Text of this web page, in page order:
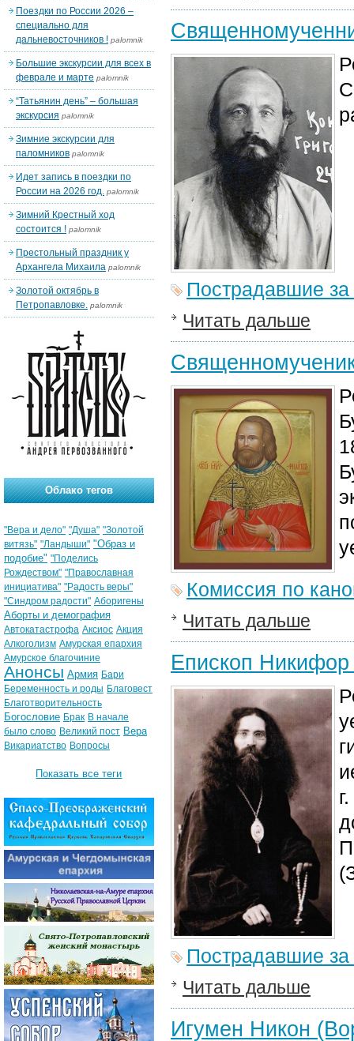
Пострадавшие за
Читать дальше
Комиссия по
Читать дальше
Епископ
Пострадавшие за
Читать дальше
Игумен Никон
Поездки по России 2026 –
специально для
дальневосточников ! palomnik
Большие экскурсии для всех в
феврале и марте palomnik
“Татьянин день” – большая
экскурсия palomnik
Зимние экскурсии для
паломников palomnik
Идет запись в поездки по
России на 2026 год. palomnik
Зимний Крестный ход
состоится ! palomnik
Престольный праздник у
Архангела Михаила palomnik
Золотой октябрь в
Петропавловке. palomnik
Облако тегов
"Вера и дело" "Душа" "Золотой
витязь" "Ландыши" "Образ и
подобие" "Поделись
Рождеством" "Православная
инициатива" "Радость веры"
"Синдром радости" Аборигены
Аборты и демография
Автокатастрофа Аксиос Акция
Алкоголизм Амурская епархия
Амурское благочиние
Анонсы Армия Бари
Беременность и роды Благовест
Благотворительность
Богословие Брак В начале
было слово Великий пост Вера
Викариатство Вопросы
Показать все теги